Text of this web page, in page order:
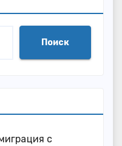
Поиск
с